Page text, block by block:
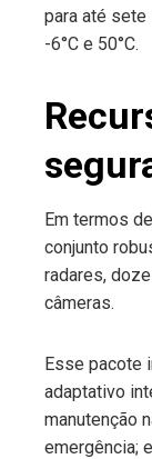
para até
-6°C e 50°C.
Em termos
conjunto
radares,
câmeras.
Esse pacote
adaptativo
manutenção
emergência;